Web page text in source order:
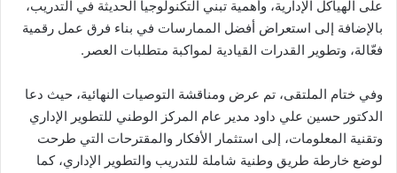
على الهياكل الإدارية، وأهمية تبني التكنولوجيا الحديثة في التدريب،
بالإضافة إلى استعراض أفضل الممارسات في بناء فرق عمل رقمية
فعّالة، وتطوير القدرات القيادية لمواكبة متطلبات العصر.
وفي ختام الملتقى، تم عرض ومناقشة التوصيات النهائية، حيث دعا
الدكتور حسين علي داود مدير عام المركز الوطني للتطوير الإداري
وتقنية المعلومات، إلى استثمار الأفكار والمقترحات التي طرحت
لوضع خارطة طريق وطنية شاملة للتدريب والتطوير الإداري، كما